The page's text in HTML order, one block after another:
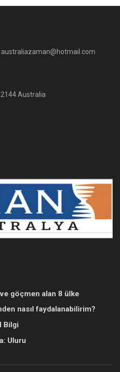
Australia
ve göçmen alan 8 ülke
nasıl faydalanabilirim?
Bilgi
Uluru